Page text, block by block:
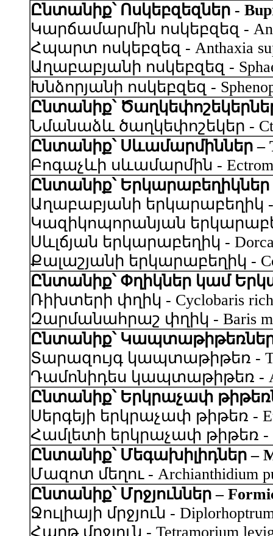
Ընտանիք՝ Ոսկեբզեզներ -
Կարճամարմին ոսկեբզեզ -
Հպարտ ոսկեբզեզ - Anthaxia
Աղաբաբյանի ոսկեբզեզ -
Խնձորյանի ոսկեբզեզ -
Ընտանիք՝ Ծաղկեփոշեկերներ
Նմանաձև ծաղկեփոշեկեր -
Ընտանիք՝ Սևամարմիններ –
Բոգաչևի սևամարմին -
Ընտանիք՝ Երկարաբեղիկներ –
Աղաբաբյանի երկարաբեղիկ -
Կազիկոպորանյան
Սևլճյան երկարաբեղիկ -
Քալաշյանի երկարաբեղիկ -
Ընտանիք՝ Փղիկներ կամ
Ռիխտերի փղիկ - Cyclobaris
Զարմանահրաշ փղիկ - Baris
Ընտանիք՝ Կապտաթիթեռներ -
Տարազույգ կապտաթիթեռ -
Դամոնիդես կապտաթիթեռ -
Ընտանիք՝ Երկրաչափ
Սերգեյի երկրաչափ թիթեռ -
Համլետի երկրաչափ թիթեռ -
Ընտանիք՝ Մեգախիլիդներ –
Մազոտ մեղու - Archianthidium
Ընտանիք՝ Մրջյուններ –
Ջուլիայի մրջյուն -
Հարթ մրջյուն - Tetramorium